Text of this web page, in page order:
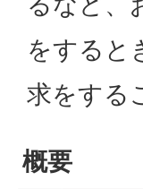
をすると
求をする
概要